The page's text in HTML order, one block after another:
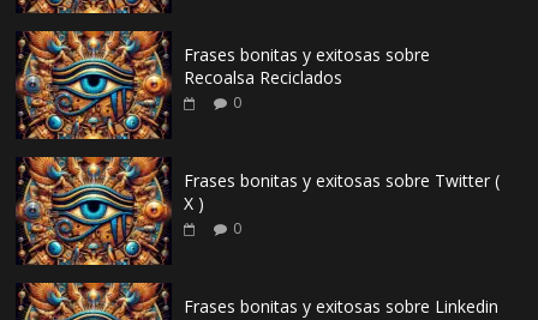
Frases bonitas y exitosas sobre
Recoalsa Reciclados
0
Frases bonitas y exitosas sobre Twitter (
X )
0
Frases bonitas y exitosas sobre Linkedin